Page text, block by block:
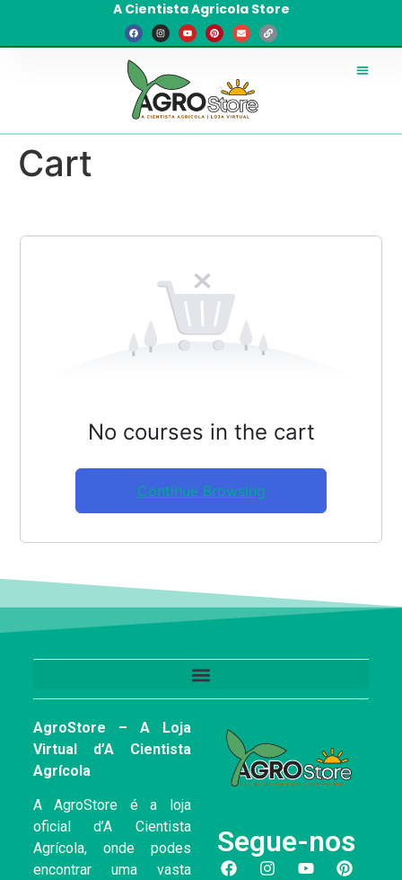
A Cientista Agricola Store
Cart
No courses in the cart
Continue Browsing
Segue-nos
AgroStore – A Loja
Virtual d’A Cientista
Agrícola
A AgroStore é a loja
oficial d’A Cientista
Agrícola, onde podes
encontrar uma vasta